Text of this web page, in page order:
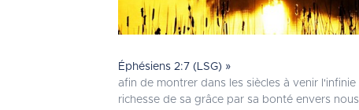
Éphésiens 2:7 (LSG) »
afin de montrer dans les siècles à venir l'infinie
richesse de sa grâce par sa bonté envers nous